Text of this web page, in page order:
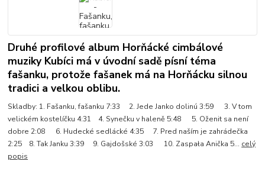
Druhé profilové album Horňácké cimbálové
muziky Kubíci má v úvodní sadě písní téma
fašanku, protože fašanek má na Horňácku silnou
tradici a velkou oblibu.
Skladby: 1. Fašanku, fašanku 7:33 2. Jede Janko dolinú 3:59 3. V tom
velickém kostelíčku 4:31 4. Synečku v haleně 5:48 5. Oženit sa není
dobre 2:08 6. Hudecké sedlácké 4:35 7. Pred naším je zahrádečka
2:25 8. Tak Janku 3:39 9. Gajdošské 3:03 10. Zaspała Anička 5... celý
popis